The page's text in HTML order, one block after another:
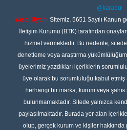
@karabul
Yasal Uyarı: Sitemiz, 5651 Sayılı Kanun
İletişim Kurumu (BTK) tarafından
hizmet vermektedir. Bu nedenle,
denetleme veya araştırma
üyelerimiz yazdıkları içeriklerin
üye olarak bu sorumluluğu kabul etmiş
herhangi bir marka, kurum veya şahıs
bulunmamaktadır. Sitede yalnızca
paylaşılmaktadır. Burada yer alan
olup, gerçek kurum ve kişiler hakkında